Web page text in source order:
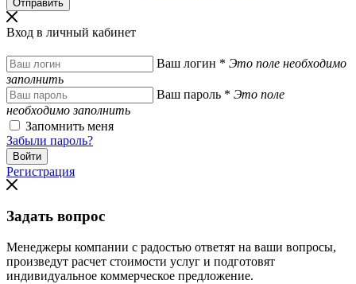
Вход в личный кабинет
Ваш логин * Это поле необходимо
заполнить
Ваш пароль * Это поле
необходимо заполнить
Запомнить меня
Забыли пароль?
Регистрация
Задать вопрос
Менеджеры компании с радостью ответят на ваши вопросы,
произведут расчет стоимости услуг и подготовят
индивидуальное коммерческое предложение.